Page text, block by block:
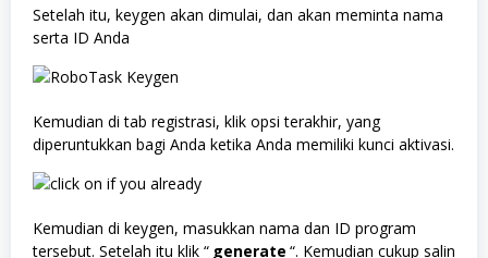
Setelah itu, keygen akan dimulai, dan akan meminta nama
serta ID Anda
Kemudian di tab registrasi, klik opsi terakhir, yang
diperuntukkan bagi Anda ketika Anda memiliki kunci aktivasi.
Kemudian di keygen, masukkan nama dan ID program
tersebut. Setelah itu klik “ generate “. Kemudian cukup salin